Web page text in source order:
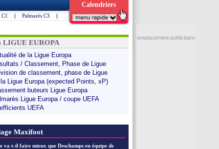
Calendriers
C1 | Palmarès C3 |
LIGUE EUROPA
de la Ligue Europa
/ Classement, Phase de Ligue
de classement, phase de Ligue
Ligue Europa (expected Points, xP)
buteurs Ligue Europa
Ligue Europa / coupe UEFA
UEFA
Maxifoot
va t-il faire mieux que Deschamps en équipe de
emplacement publicitaire